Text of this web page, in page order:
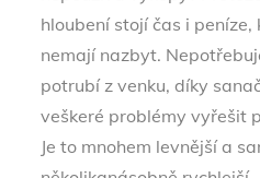
hloubení stojí čas i
nemají nazbyt.
potrubí z venku, díky
veškeré problémy vyřešit
Je to mnohem levnější a